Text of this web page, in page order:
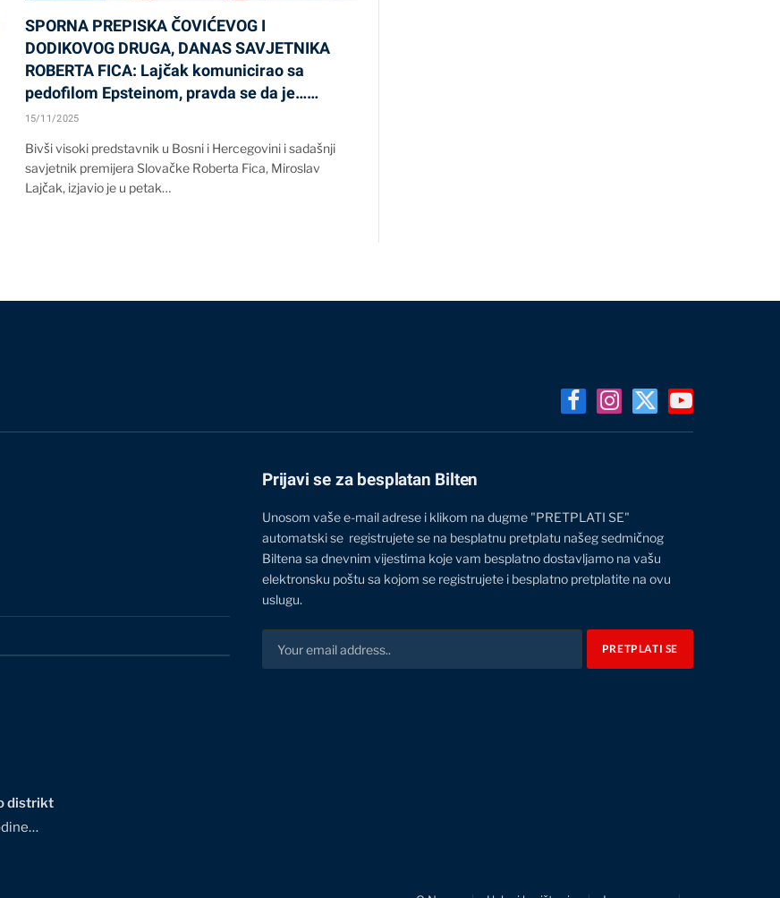
SPORNA PREPISKA ČOVIĆEVOG I
DODIKOVOG DRUGA, DANAS SAVJETNIKA
ROBERTA FICA: Lajčak komunicirao sa
pedofilom Epsteinom, pravda se da je……
15/11/2025
Bivši visoki predstavnik u Bosni i Hercegovini i sadašnji
savjetnik premijera Slovačke Roberta Fica, Miroslav
Lajčak, izjavio je u petak…
FacebookInstagram
X
(Twitter)
YouTube
distrikt
Prijavi se za besplatan Bilten
Unosom vaše e-mail adrese i klikom na dugme "PRETPLATI SE"
automatski se registrujete se na besplatnu pretplatu našeg sedmičnog
Biltena sa dnevnim vijestima koje vam besplatno dostavljamo na vašu
elektronsku poštu sa kojom se registrujete i besplatno pretplatite na ovu
uslugu.